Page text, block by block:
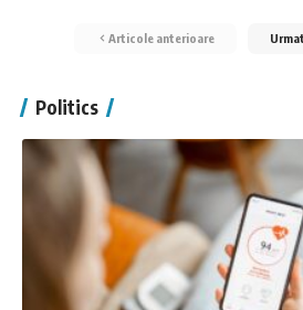
Articole anterioare
Politics